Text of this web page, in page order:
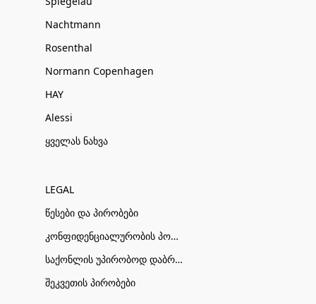
Nachtmann
Rosenthal
Normann Copenhagen
HAY
Alessi
ყველას ნახვა
LEGAL
წესები და პირობები
კონფიდენციალურობის პოლიტიკა
საქონლის უპირობოდ დაბრუნების პირობები
შეკვეთის პირობები